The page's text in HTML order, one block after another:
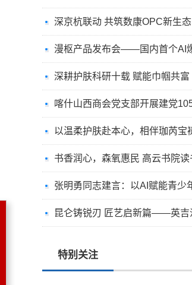
深京杭联动 共筑数康OPC新生态
特别关注